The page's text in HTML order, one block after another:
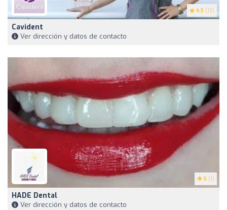
4.5 (13)
Cavident
Ver dirección y datos de contacto
5 (1)
HADE Dental
Ver dirección y datos de contacto